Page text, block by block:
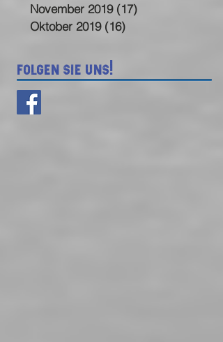
Dezember 2019 (2)
2 Beiträge
November 2019
(17)
Folgen sie uns!